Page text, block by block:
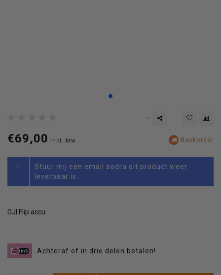
€69,00 Incl. btw Backorder
!
Stuur mij een email zodra dit product weer
leverbaar is
DJI Flip accu
Achteraf of in drie delen betalen!